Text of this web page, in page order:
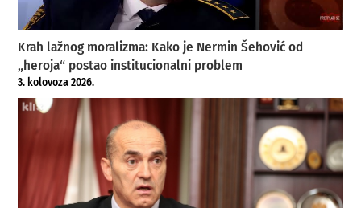
Krah lažnog moralizma: Kako je Nermin Šehović od
„heroja“ postao institucionalni problem
3. kolovoza 2026.